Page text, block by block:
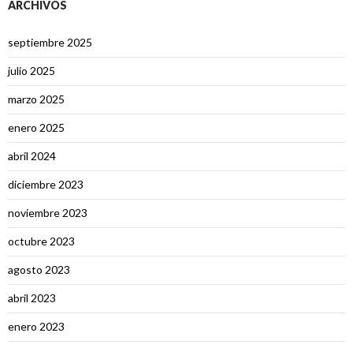
ARCHIVOS
septiembre 2025
julio 2025
marzo 2025
enero 2025
abril 2024
diciembre 2023
noviembre 2023
octubre 2023
agosto 2023
abril 2023
enero 2023